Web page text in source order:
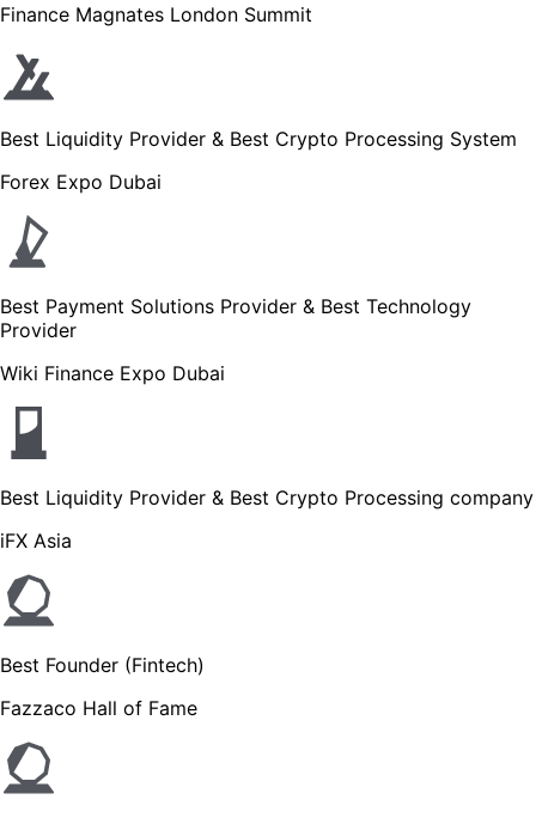
Finance Magnates London Summit
Best Liquidity Provider & Best Crypto Processing System
Forex Expo Dubai
Best Payment Solutions Provider & Best Technology
Provider
Wiki Finance Expo Dubai
Best Liquidity Provider & Best Crypto Processing company
iFX Asia
Best Founder (Fintech)
Fazzaco Hall of Fame